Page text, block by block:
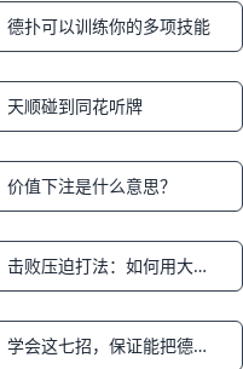
Notifications
德扑可以训练你的多项技能
Notifications
天顺碰到同花听牌
Notifications
价值下注是什么意思？
Notifications 击败压迫打法：如何用大牌平跟获得最高利润
Notifications 学会这七招，保证能把德州牌桌上的菜鸟虐成渣下篇